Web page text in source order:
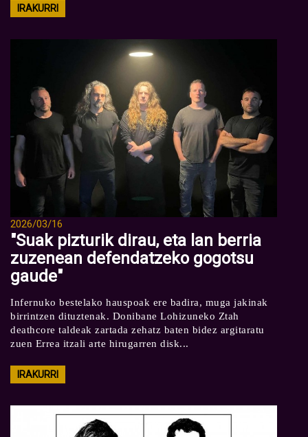
IRAKURRI
2026/03/16
"Suak pizturik dirau, eta lan berria
zuzenean defendatzeko gogotsu
gaude"
Infernuko bestelako hauspoak ere badira, muga jakinak
birrintzen dituztenak. Donibane Lohizuneko Ztah
deathcore taldeak zartada zehatz baten bidez argitaratu
zuen Errea itzali arte hirugarren disk...
IRAKURRI